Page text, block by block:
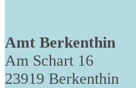
Amt Berkenthin
Am Schart 16
23919 Berkenthin